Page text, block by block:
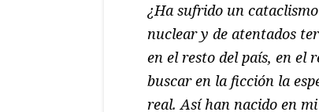
¿Ha sufrido un
nuclear y de atentados
en el resto del país, en el
buscar en la ficción la
real. Así han nacido en